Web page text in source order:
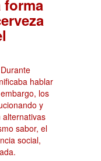
forma
hablar
los
y
alternativas
sabor, el
social,